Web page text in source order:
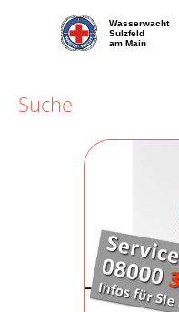
Wasserwacht
Sulzfeld
am Main
Suche